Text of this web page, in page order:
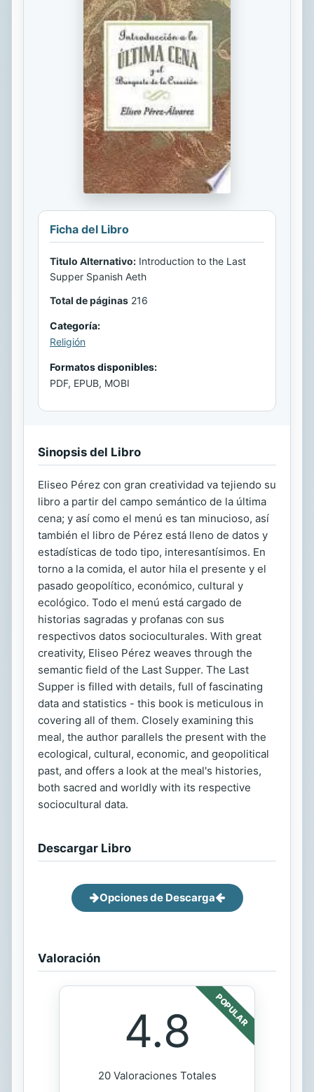
Ficha del Libro
Titulo Alternativo: Introduction to the Last
Supper Spanish Aeth
Total de páginas 216
Categoría:
Religión
Formatos disponibles:
PDF, EPUB, MOBI
Sinopsis del Libro
Eliseo Pérez con gran creatividad va tejiendo su
libro a partir del campo semántico de la última
cena; y así como el menú es tan minucioso, así
también el libro de Pérez está lleno de datos y
estadísticas de todo tipo, interesantísimos. En
torno a la comida, el autor hila el presente y el
pasado geopolítico, económico, cultural y
ecológico. Todo el menú está cargado de
historias sagradas y profanas con sus
respectivos datos socioculturales. With great
creativity, Eliseo Pérez weaves through the
semantic field of the Last Supper. The Last
Supper is filled with details, full of fascinating
data and statistics - this book is meticulous in
covering all of them. Closely examining this
meal, the author parallels the present with the
ecological, cultural, economic, and geopolitical
past, and offers a look at the meal's histories,
both sacred and worldly with its respective
sociocultural data.
Descargar Libro
Opciones de Descarga
Valoración
POPULAR
4.8
20 Valoraciones Totales